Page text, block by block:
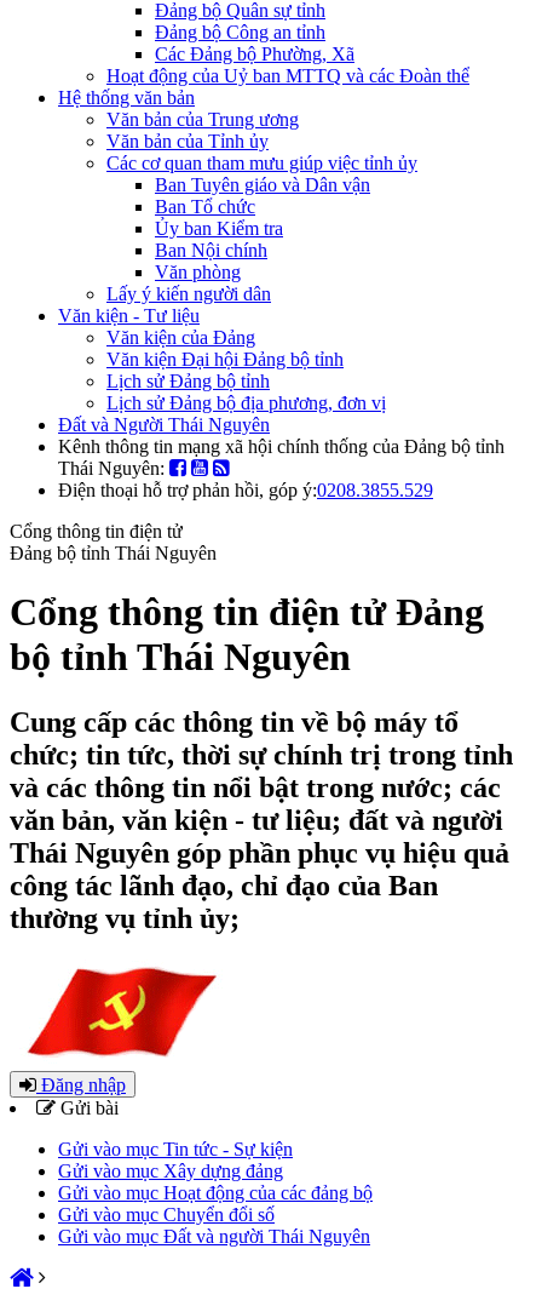
Đảng bộ Quân sự tỉnh
Đảng bộ Công an tỉnh
Các Đảng bộ Phường, Xã
Hoạt động của Uỷ ban MTTQ và các Đoàn thể
Hệ thống văn bản
Văn bản của Trung ương
Văn bản của Tỉnh ủy
Các cơ quan tham mưu giúp việc tỉnh ủy
Ban Tuyên giáo và Dân vận
Ban Tổ chức
Ủy ban Kiểm tra
Ban Nội chính
Văn phòng
Lấy ý kiến người dân
Văn kiện - Tư liệu
Văn kiện của Đảng
Văn kiện Đại hội Đảng bộ tỉnh
Lịch sử Đảng bộ tỉnh
Lịch sử Đảng bộ địa phương, đơn vị
Đất và Người Thái Nguyên
Kênh thông tin mạng xã hội chính thống của Đảng bộ tỉnh
Thái Nguyên:
Điện thoại hỗ trợ phản hồi, góp ý:0208.3855.529
Cổng thông tin điện tử
Đảng bộ tỉnh Thái Nguyên
Cổng thông tin điện tử Đảng
bộ tỉnh Thái Nguyên
Cung cấp các thông tin về bộ máy tổ
chức; tin tức, thời sự chính trị trong tỉnh
và các thông tin nổi bật trong nước; các
văn bản, văn kiện - tư liệu; đất và người
Thái Nguyên góp phần phục vụ hiệu quả
công tác lãnh đạo, chỉ đạo của Ban
thường vụ tỉnh ủy;
Đăng nhập
Gửi bài
Gửi vào mục Tin tức - Sự kiện
Gửi vào mục Xây dựng đảng
Gửi vào mục Hoạt động của các đảng bộ
Gửi vào mục Chuyển đổi số
Gửi vào mục Đất và người Thái Nguyên